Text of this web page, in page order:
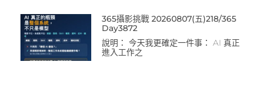
365攝影挑戰 20260807(五)218/365
Day3872
說明： 今天我更確定一件事： AI 真正
進入工作之